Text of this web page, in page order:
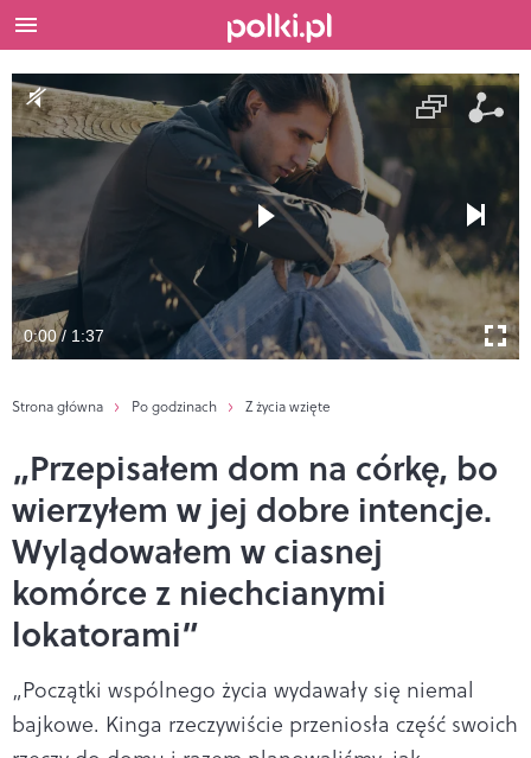
0:00 / 1:37
Strona główna Po godzinach Z życia wzięte
„Przepisałem dom na córkę, bo
wierzyłem w jej dobre intencje.
Wylądowałem w ciasnej
komórce z niechcianymi
lokatorami”
„Początki wspólnego życia wydawały się niemal
bajkowe. Kinga rzeczywiście przeniosła część swoich